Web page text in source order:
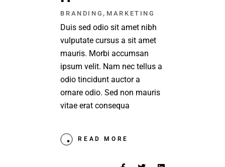
BRANDING , MARKETING
Duis sed odio sit amet nibh
vulputate cursus a sit amet
mauris. Morbi accumsan
ipsum velit. Nam nec tellus a
odio tincidunt auctor a
ornare odio. Sed non mauris
vitae erat consequa
READ MORE